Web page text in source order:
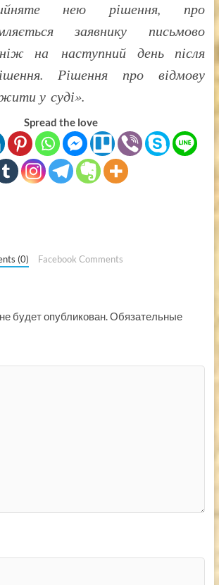
нею рішення, про
заявнику письмово
на наступний день після
Рішення про відмову
у суді».
Spread the love
(0) Facebook Comments
будет опубликован.Обязательные